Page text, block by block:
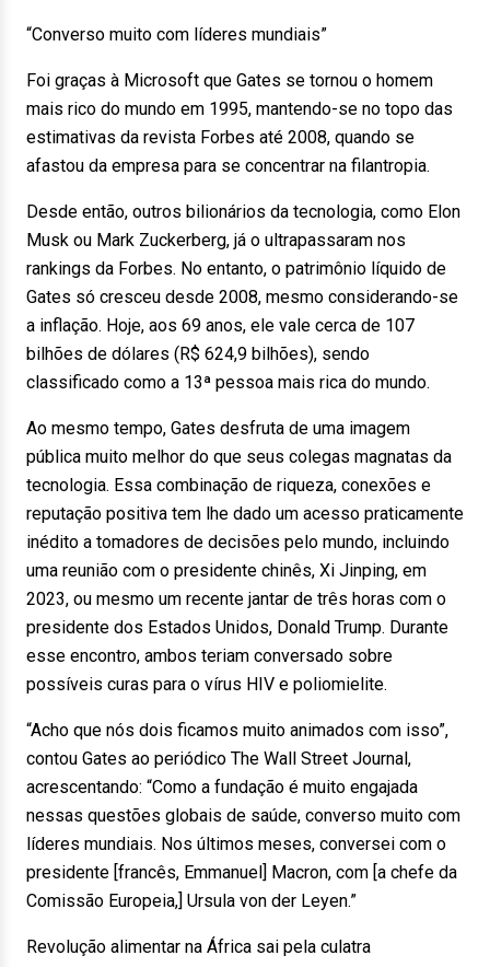
“Converso muito com líderes mundiais”
Foi graças à Microsoft que Gates se tornou o homem
mais rico do mundo em 1995, mantendo-se no topo das
estimativas da revista Forbes até 2008, quando se
afastou da empresa para se concentrar na filantropia.
Desde então, outros bilionários da tecnologia, como Elon
Musk ou Mark Zuckerberg, já o ultrapassaram nos
rankings da Forbes. No entanto, o patrimônio líquido de
Gates só cresceu desde 2008, mesmo considerando-se
a inflação. Hoje, aos 69 anos, ele vale cerca de 107
bilhões de dólares (R$ 624,9 bilhões), sendo
classificado como a 13ª pessoa mais rica do mundo.
Ao mesmo tempo, Gates desfruta de uma imagem
pública muito melhor do que seus colegas magnatas da
tecnologia. Essa combinação de riqueza, conexões e
reputação positiva tem lhe dado um acesso praticamente
inédito a tomadores de decisões pelo mundo, incluindo
uma reunião com o presidente chinês, Xi Jinping, em
2023, ou mesmo um recente jantar de três horas com o
presidente dos Estados Unidos, Donald Trump. Durante
esse encontro, ambos teriam conversado sobre
possíveis curas para o vírus HIV e poliomielite.
“Acho que nós dois ficamos muito animados com isso”,
contou Gates ao periódico The Wall Street Journal,
acrescentando: “Como a fundação é muito engajada
nessas questões globais de saúde, converso muito com
líderes mundiais. Nos últimos meses, conversei com o
presidente [francês, Emmanuel] Macron, com [a chefe da
Comissão Europeia,] Ursula von der Leyen.”
Revolução alimentar na África sai pela culatra